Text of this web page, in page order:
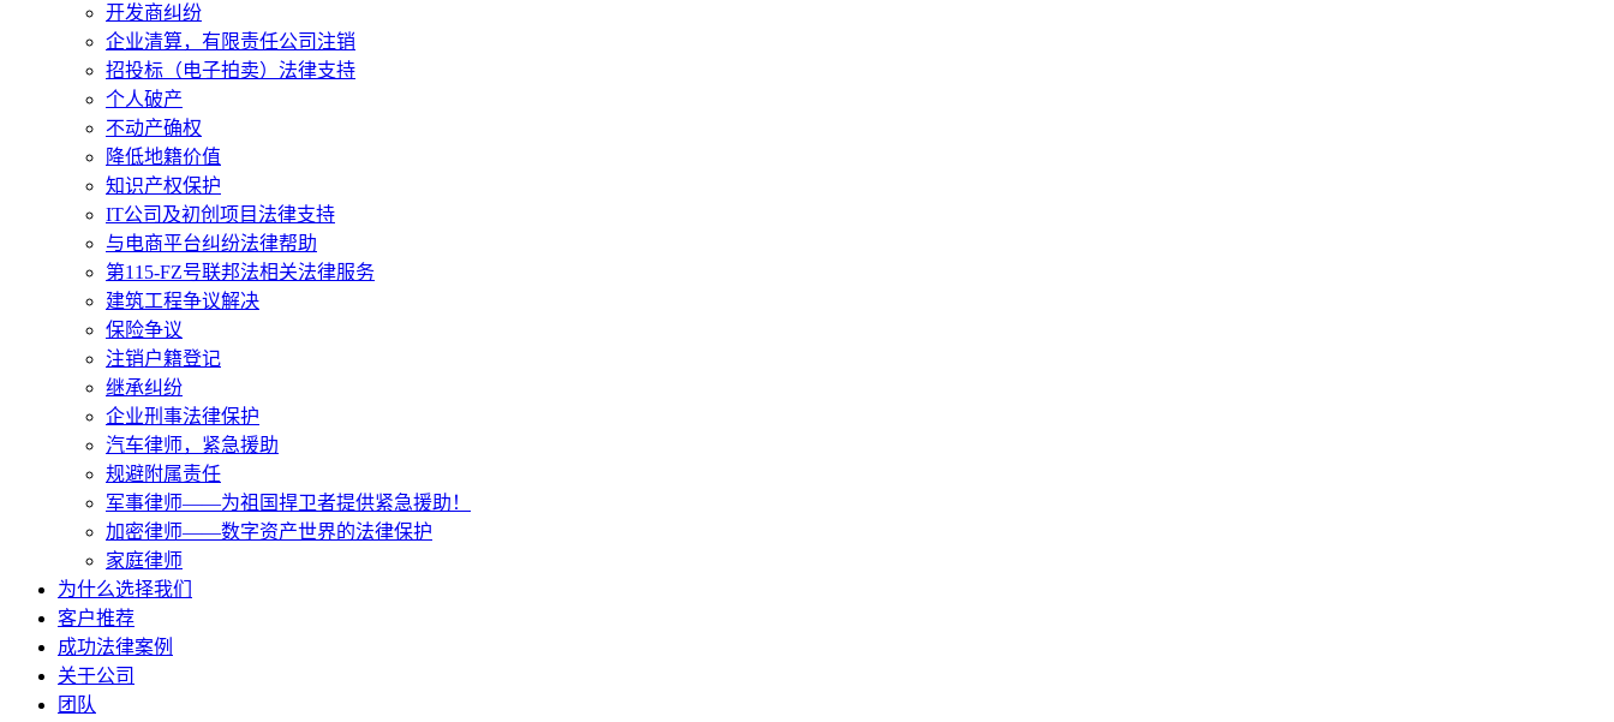
开发商纠纷
企业清算，有限责任公司注销
招投标（电子拍卖）法律支持
个人破产
不动产确权
降低地籍价值
知识产权保护
IT公司及初创项目法律支持
与电商平台纠纷法律帮助
第115-FZ号联邦法相关法律服务
建筑工程争议解决
保险争议
注销户籍登记
继承纠纷
企业刑事法律保护
汽车律师，紧急援助
规避附属责任
军事律师——为祖国捍卫者提供紧急援助！
加密律师——数字资产世界的法律保护
家庭律师
为什么选择我们
客户推荐
成功法律案例
关于公司
团队